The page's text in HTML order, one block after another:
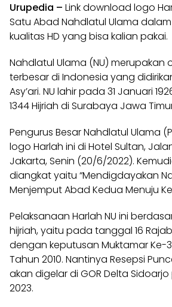
Urupedia – Link download logo
Satu Abad Nahdlatul Ulama
kualitas HD yang bisa kalian pakai.
Nahdlatul Ulama (NU) merupakan
terbesar di Indonesia yang
Asy’ari. NU lahir pada 31 Januari
1344 Hijriah di Surabaya Jawa
Pengurus Besar Nahdlatul Ulama (
logo Harlah ini di Hotel Sultan,
Jakarta, Senin (20/6/2022).
diangkat yaitu “Mendigdayakan
Menjemput Abad Kedua Menuju
Pelaksanaan Harlah NU ini
hijriah, yaitu pada tanggal 16
dengan keputusan Muktamar Ke-
Tahun 2010. Nantinya Resepsi
akan digelar di GOR Delta
2023.